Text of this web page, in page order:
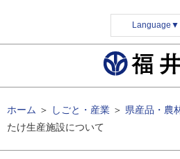
Language ▼
ホーム ＞ しごと・産業 ＞ 県産品・農
たけ生産施設について